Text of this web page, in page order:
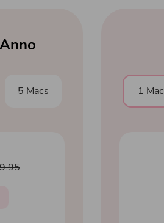
5 Macs 1 Mac